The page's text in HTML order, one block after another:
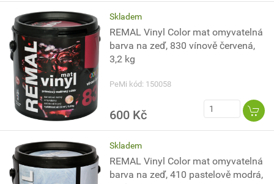
Skladem
REMAL Vinyl Color mat omyvatelná
barva na zeď, 830 vínově červená,
3,2 kg
PeMi kód: 150058
600 Kč
Skladem
REMAL Vinyl Color mat omyvatelná
barva na zeď, 410 pastelově modrá,